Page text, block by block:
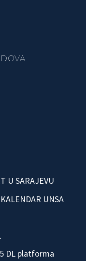
U SARAJEVU
UNSA
DL platforma